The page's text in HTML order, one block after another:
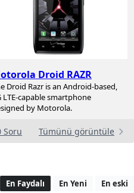
Droid RAZR
Droid Razr is an Android-based,
LTE-capable smartphone
by Motorola.
Soru Tümünü görüntüle
En Faydalı En Yeni En eski